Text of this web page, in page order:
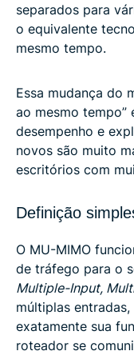
separados para
o equivalente
mesmo tempo.
Essa mudança do
ao mesmo tempo”
desempenho e
novos são muito
escritórios com
Definição
O MU-MIMO
de tráfego para o
Multiple-Input,
múltiplas
exatamente sua
roteador se